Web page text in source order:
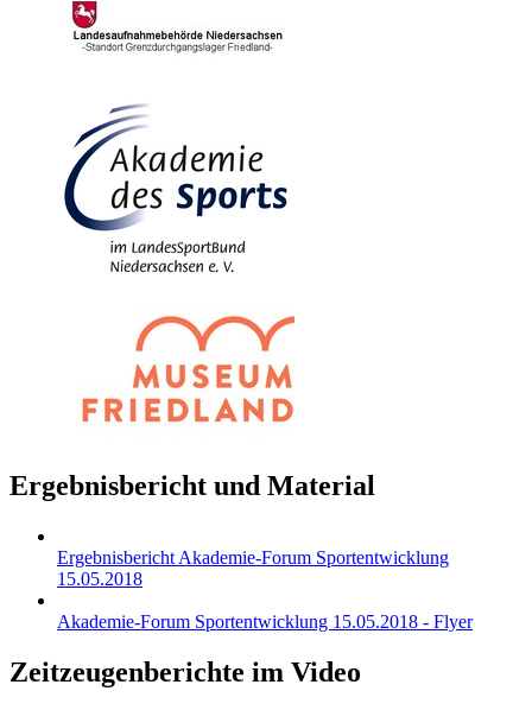
Ergebnisbericht und Material
Ergebnisbericht Akademie-Forum Sportentwicklung
15.05.2018
Akademie-Forum Sportentwicklung 15.05.2018 - Flyer
Zeitzeugenberichte im Video